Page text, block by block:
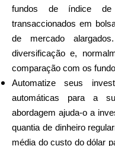
fundos de índice
transaccionados em
de mercado
diversificação e,
comparação com os
Automatize seus
automáticas para a
abordagem ajuda-o a
quantia de dinheiro
média do custo do dólar